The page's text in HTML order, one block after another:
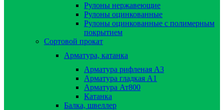
Рулоны нержавеющие
Рулоны оцинкованные
Рулоны оцинкованные с полимерным
покрытием
Сортовой прокат
Арматура, катанка
Арматура рифленая А3
Арматура гладкая А1
Арматура Ат800
Катанка
Балка, швеллер